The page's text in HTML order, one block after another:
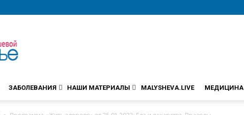
ЗАБОЛЕВАНИЯ НАШИ МАТЕРИАЛЫ MALYSHEVA.LIVE МЕДИЦИНА